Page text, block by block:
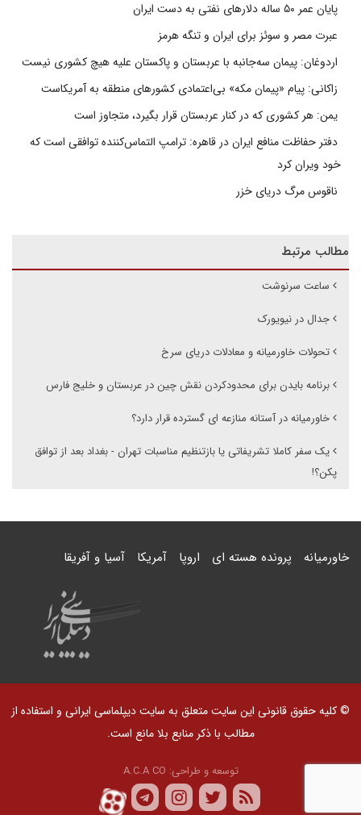
پایان عمر ۵۰ ساله دلارهای نفتی به دست ایران
عبرت مصر و سوئز برای ایران و تنگه هرمز
اردوغان: پیمان سه‌جانبه با عربستان و پاکستان علیه هیچ کشوری نیست
زاکانی: پیام «پیمان مکه» بی‌اعتمادی کشورهای منطقه به آمریکاست
یمن: هر کشوری که در کنار عربستان قرار بگیرد، متجاوز است
دفتر حفاظت منافع ایران در قاهره: ترامپ التماس‌کننده توافقی است که
خود ویران کرد
ناقوس مرگ دریای خزر
مطالب مرتبط
ساعت سرنوشت
جدال در نیویورک
تحولات خاورمیانه و معادلات دریای سرخ ‌
برنامه بایدن برای محدودکردن نقش چین در عربستان و خلیج فارس
خاورمیانه در آستانه منازعه ای گسترده قرار دارد؟
یک سفر کاملا تشریفاتی یا بازتنظیم مناسبات تهران - بغداد بعد از توافق
پکن؟!
خاورمیانه پرونده هسته ای اروپا آمریکا آسیا و آفریقا
© کلیه حقوق قانونی این سایت متعلق به سایت دیپلماسی ایرانی و استفاده از
مطالب با ذکر منابع بلا مانع است.
توسعه و طراحی: A.C.A CO